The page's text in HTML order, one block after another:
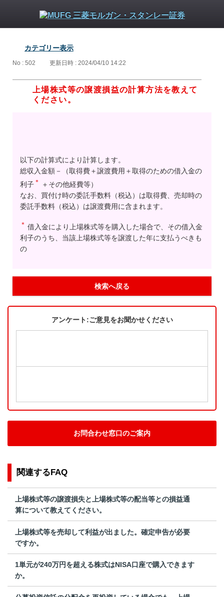
カテゴリー表示
No : 502 更新日時 : 2024/04/10 14:22
上場株式等の譲渡損益の計算方法を教えて
ください。
以下の計算式により計算します。
総収入金額－（取得費＋譲渡費用＋取得のための借入金の
利子 ＊
＋その他経費等）
なお、買付け時の委託手数料（税込）は取得費、売却時の
委託手数料（税込）は譲渡費用に含まれます。
＊ 借入金により上場株式等を購入した場合で、その借入金
利子のうち、当該上場株式等を譲渡した年に支払うべきも
の
検索へ戻る
アンケート:ご意見をお聞かせください
お問合わせ窓口のご案内
関連するFAQ
上場株式等の譲渡損失と上場株式等の配当等との損益通
算について教えてください。
上場株式等を売却して利益が出ました。確定申告が必要
ですか。
1単元が240万円を超える株式はNISA口座で購入できます
か。